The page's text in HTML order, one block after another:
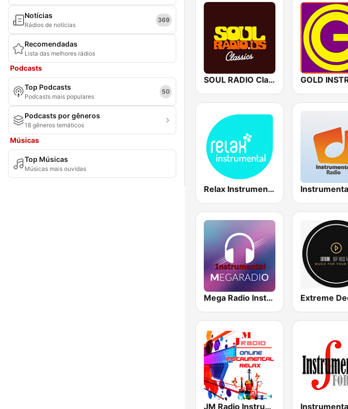
Notícias
Rádios de notícias
369
Recomendadas
Lista das melhores rádios
Podcasts
Top Podcasts
Podcasts mais populares
50
Podcasts por gêneros
18 gêneros temáticos
Músicas
Top Músicas
Músicas mais ouvidas
SOUL RADIO Classics
Relax Instrumental
Mega Radio Instrumental
JM Radio Instrumental Relax